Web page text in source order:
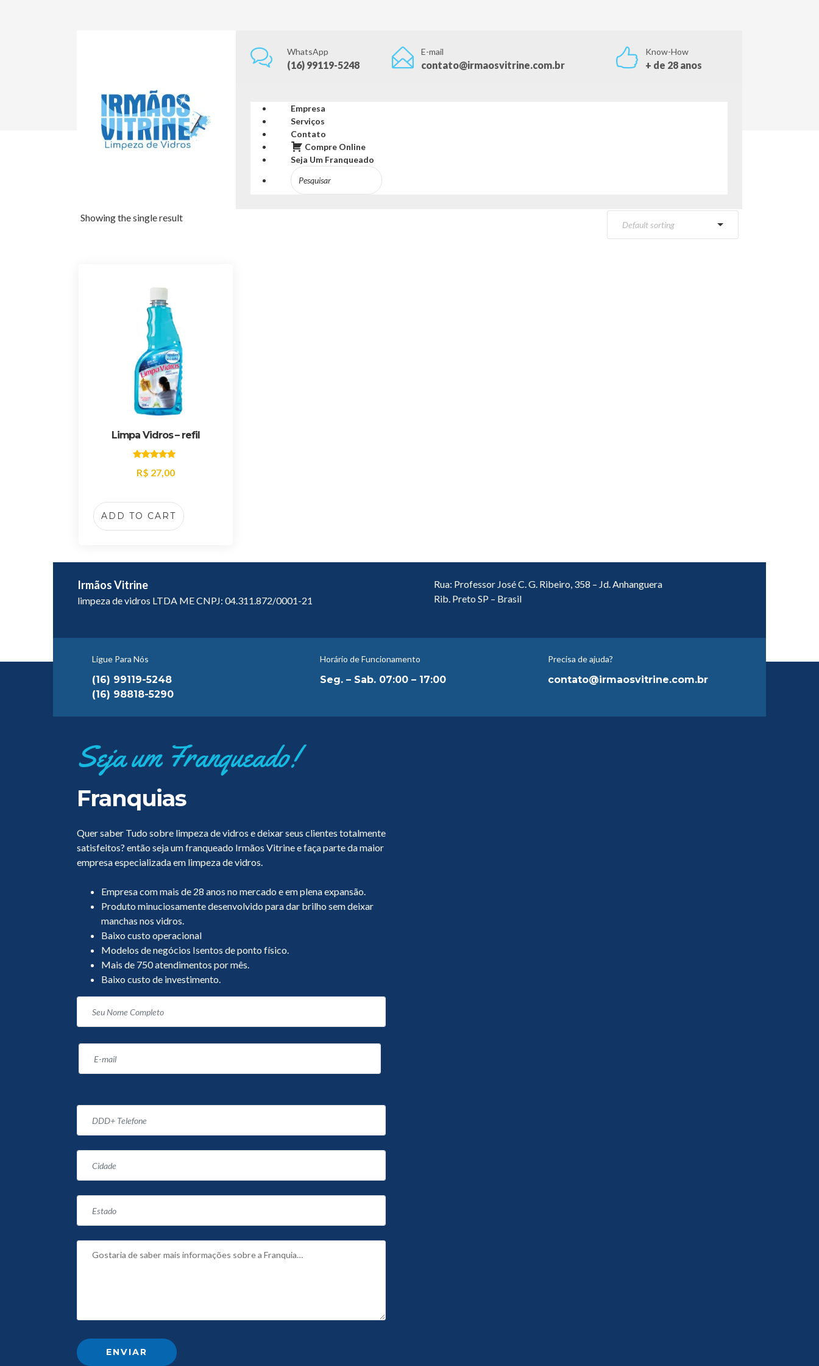
WhatsApp
(16) 99119-5248
E-mail
contato@irmaosvitrine.com.br
Know-How
+ de 28 anos
Empresa
Serviços
Contato
Compre Online
Seja Um Franqueado
Profissional
Profissional
Showing the single result
Limpa Vidros – refil
5.00
R$ 27,00
ADD TO CART
Irmãos Vitrine
limpeza de vidros LTDA ME CNPJ: 04.311.872/0001-21
Rua: Professor José C. G. Ribeiro, 358 – Jd. Anhanguera
Rib. Preto SP – Brasil
Ligue Para Nós
(16) 99119-5248
(16) 98818-5290
Horário de Funcionamento
Seg. – Sab. 07:00 – 17:00
Precisa de ajuda?
contato@irmaosvitrine.com.br
Seja um Franqueado!
Franquias
Quer saber Tudo sobre limpeza de vidros e deixar seus clientes totalmente
satisfeitos? então seja um franqueado Irmãos Vitrine e faça parte da maior
empresa especializada em limpeza de vidros.
Empresa com mais de 28 anos no mercado e em plena expansão.
Produto minuciosamente desenvolvido para dar brilho sem deixar
manchas nos vidros.
Baixo custo operacional
Modelos de negócios Isentos de ponto físico.
Mais de 750 atendimentos por mês.
Baixo custo de investimento.